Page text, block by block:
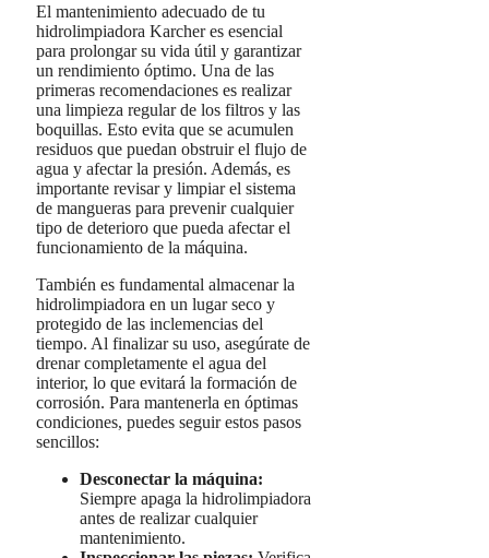
El mantenimiento adecuado de tu
hidrolimpiadora Karcher es esencial
para prolongar su vida útil y garantizar
un rendimiento óptimo. Una de las
primeras recomendaciones es realizar
una limpieza regular de los filtros y las
boquillas. Esto evita que se acumulen
residuos que puedan obstruir el flujo de
agua y afectar la presión. Además, es
importante revisar y limpiar el sistema
de mangueras para prevenir cualquier
tipo de deterioro que pueda afectar el
funcionamiento de la máquina.
También es fundamental almacenar la
hidrolimpiadora en un lugar seco y
protegido de las inclemencias del
tiempo. Al finalizar su uso, asegúrate de
drenar completamente el agua del
interior, lo que evitará la formación de
corrosión. Para mantenerla en óptimas
condiciones, puedes seguir estos pasos
sencillos:
Desconectar la máquina:
Siempre apaga la hidrolimpiadora
antes de realizar cualquier
mantenimiento.